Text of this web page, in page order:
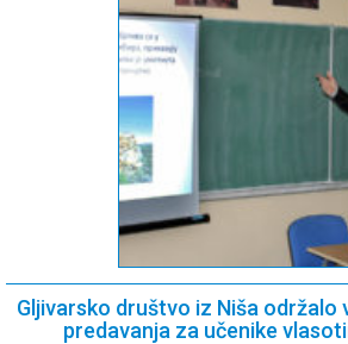
Gljivarsko društvo iz Niša održalo
predavanja za učenike